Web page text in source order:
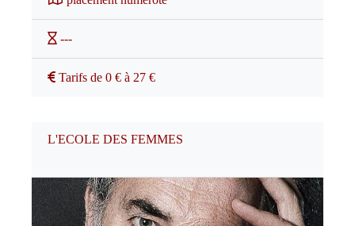
---
Tarifs de 0 € à 27 €
L'ECOLE DES FEMMES